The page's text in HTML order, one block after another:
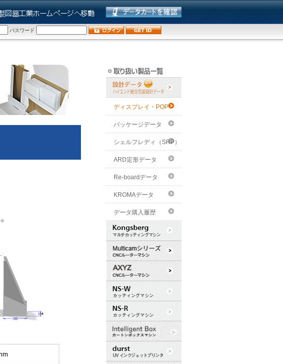
パスワード
ディスプレイ・POP
パッケージデータ
シェルフレディ（SRP）
ARD定形データ
Re-boardデータ
KROMAデータ
データ購入履歴